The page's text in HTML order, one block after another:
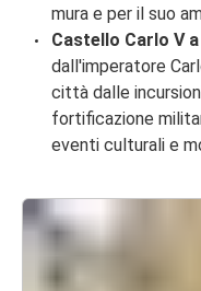
mura e per il suo
Castello Carlo V
dall'imperatore
città dalle
fortificazione
eventi culturali e